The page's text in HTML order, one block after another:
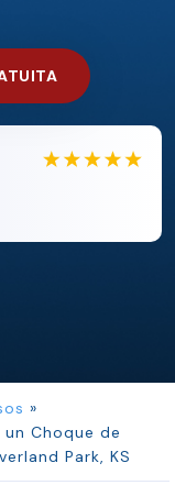
»
Choque de
Park, KS